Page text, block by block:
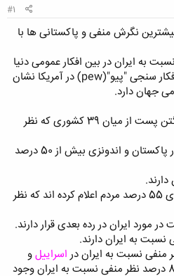
#1
نظر منفی، بیشترین نگرش منفی و پاکستانی ها با
به ایران در بین افکار عمومی دنیا
دارند.نتایج نظر سنجی موسسه افکار سنجی "پیو"(pew) در آمریکا نشان
جهان دارد.
گزارش عصرایران به نقل از واشنگتن پست از میان 39 کشوری که نظر
آنجا به عمل آمده تنها در دو کشور پاکستان و اندونزی بیش از 50 درصد
69 درصد و در اندونزی 55 درصد مردم اعلام کرده اند که نظر
نظر مثبت در مورد ایران در رده بعدی قرار دارند.
نسبت به ایران در اسراییلو
کشورهای اروپای غربی با بالای 80 درصد نظر منفی نسبت به ایران وجود